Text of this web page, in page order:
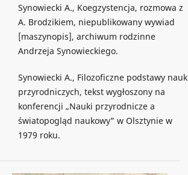
Synowiecki A., Koegzystencja, rozmowa z
A. Brodzikiem, niepublikowany wywiad
[maszynopis], archiwum rodzinne
Andrzeja Synowieckiego.
Synowiecki A., Filozoficzne podstawy nauk
przyrodniczych, tekst wygłoszony na
konferencji „Nauki przyrodnicze a
światopogląd naukowy” w Olsztynie w
1979 roku.